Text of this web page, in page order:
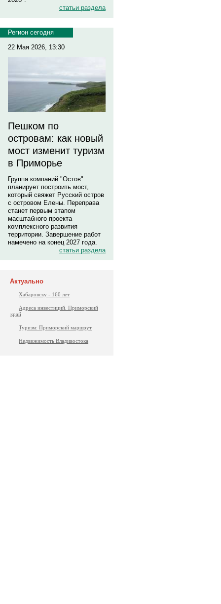
статьи раздела
Регион сегодня
22 Мая 2026, 13:30
Пешком по
островам: как новый
мост изменит туризм
в Приморье
Группа компаний "Остов"
планирует построить мост,
который свяжет Русский остров
с островом Елены. Переправа
станет первым этапом
масштабного проекта
комплексного развития
территории. Завершение работ
намечено на конец 2027 года.
статьи раздела
Актуально
Хабаровску - 160 лет
Адреса инвестиций. Приморский
край
Туризм: Приморский маршрут
Недвижимость Владивостока